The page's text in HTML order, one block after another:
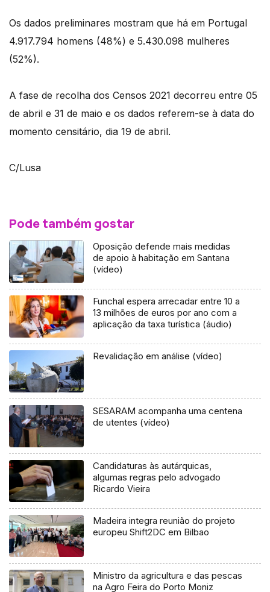
Os dados preliminares mostram que há em Portugal
4.917.794 homens (48%) e 5.430.098 mulheres
(52%).
A fase de recolha dos Censos 2021 decorreu entre 05
de abril e 31 de maio e os dados referem-se à data do
momento censitário, dia 19 de abril.
C/Lusa
Pode também gostar
Oposição defende mais medidas
de apoio à habitação em Santana
(vídeo)
Funchal espera arrecadar entre 10 a
13 milhões de euros por ano com a
aplicação da taxa turística (áudio)
Revalidação em análise (vídeo)
SESARAM acompanha uma centena
de utentes (vídeo)
Candidaturas às autárquicas,
algumas regras pelo advogado
Ricardo Vieira
Madeira integra reunião do projeto
europeu Shift2DC em Bilbao
Ministro da agricultura e das pescas
na Agro Feira do Porto Moniz